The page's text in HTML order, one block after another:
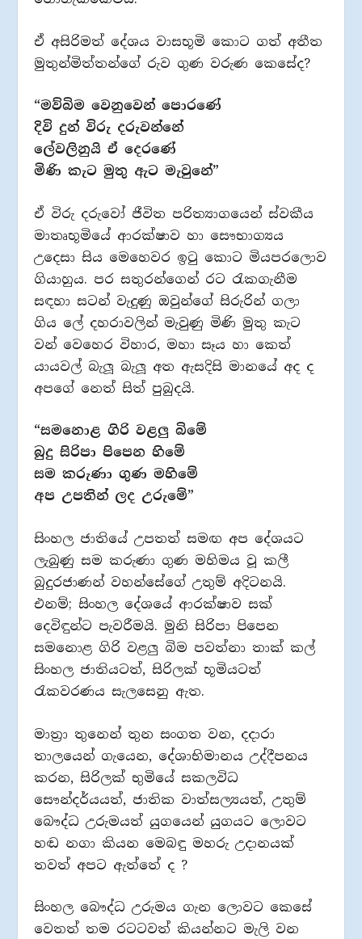
ඒ අසිරිමත් දේශය වාසභූමි කොට ගත් අතීත
මුතුන්මිත්තන්ගේ රුව ගුණ වරුණ කෙසේද?
“මව්බිම වෙනුවෙන් පොරණේ
දිවි දුන් විරු දරුවන්නේ
ලේවලිනුයි ඒ දෙරණේ
මිණි කැට මුතු ඇට මැවුනේ”
ඒ විරු දරුවෝ ජීවිත පරිත්‍යාගයෙන් ස්වකීය
මාතෘභූමියේ ආරක්ෂාව හා සෞභාග්‍යය
උදෙසා සිය මෙහෙවර ඉටු කොට මියපරලොව
ගියාහුය. පර සතුරන්ගෙන් රට රැකගැනීම
සඳහා සටන් වැදුණු ඔවුන්ගේ සිරුරින් ගලා
ගිය ලේ දහරාවලින් මැවුණු මිණි මුතු කැට
වන් වෙහෙර විහාර, මහා සෑය හා කෙත්
යායවල් බැලූ බැලූ අත ඇසදිසි මානයේ අද ද
අපගේ නෙත් සිත් පුබුදයි.
“සමනොළ ගිරි වළලු‍ බිමේ
බුදු සිරිපා පිපෙන හිමේ
සම කරුණා ගුණ මහිමේ
අප උපතින් ලද උරුමේ”
සිංහල ජාතියේ උපතත් සමඟ අප දේශයට
ලැබුණු සම කරුණා ගුණ මහිමය වූ කලී
බුදුරජාණන් වහන්සේගේ උතුම් අදිටනයි.
එනම්; සිංහල දේශයේ ආරක්ෂාව සක්
දෙවිඳුන්ට පැවරීමයි. මුනි සිරිපා පිපෙන
සමනොළ ගිරි වළලු‍ බිම පවත්නා තාක් කල්
සිංහල ජාතියටත්, සිරිලක් භූමියටත්
රැකවරණය සැලසෙනු ඇත.
මාත්‍රා තුනෙන් තුන සංගත වන, දදාරා
තාලයෙන් ගැයෙන, දේශාභිමානය උද්දීපනය
කරන, සිරිලක් භුමියේ සකලවිධ
සෞන්දර්යයත්, ජාතික වාත්සල්‍යයත්, උතුම්
බෞද්ධ උරුමයත් යුගයෙන් යුගයට ලොවට
හඬ නගා කියන මෙබඳු මහරු උදානයක්
තවත් අපට ඇත්තේ ද ?
සිංහල බෞද්ධ උරුමය ගැන ලොවට කෙසේ
වෙතත් තම රටටවත් කියන්නට මැලි වන